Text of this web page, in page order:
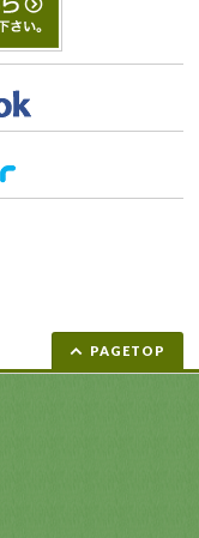
PAGETOP